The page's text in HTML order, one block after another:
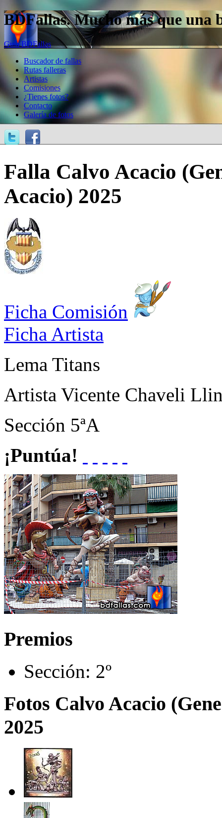
BDFallas. Mucho más que una
Guía BDFallas
Buscador de fallas
Rutas falleras
Artistas
Comisiones
¿Tienes fotos?
Contacto
Galería de fotos
Falla Calvo Acacio
Acacio) 2025
Ficha Comisión
Ficha Artista
Lema Titans
Artista Vicente Chaveli
Sección 5ªA
¡Puntúa!
Premios
Sección: 2º
Fotos Calvo Acacio
2025